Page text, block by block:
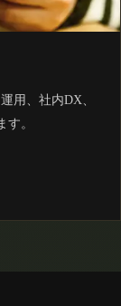
用、社内DX、
。